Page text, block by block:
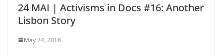
24 MAI | Activisms in Docs #16: Another
Lisbon Story
May 24, 2018